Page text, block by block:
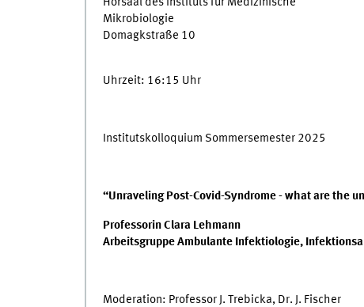
Mikrobiologie
Domagkstraße 10
Uhrzeit: 16:15 Uhr
Institutskolloquium Sommersemester 2025
“Unraveling Post-Covid-Syndrome - what are the
Professorin Clara Lehmann
Arbeitsgruppe Ambulante Infektiologie,
Moderation: Professor J. Trebicka, Dr. J. Fischer